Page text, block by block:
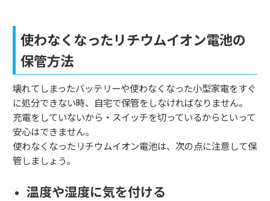
使わなくなったリチウムイオン電池の
保管方法
壊れてしまったバッテリーや使わなくなった小型家電をすぐ
に処分できない時、自宅で保管をしなければなりません。
充電をしていないから・スイッチを切っているからといって
安心はできません。
使わなくなったリチウムイオン電池は、次の点に注意して保
管しましょう。
温度や湿度に気を付ける